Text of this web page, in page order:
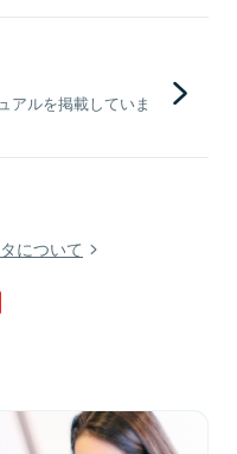
アルを掲載していま
について